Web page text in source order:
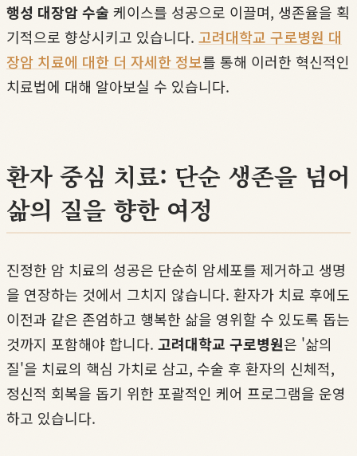
행성 대장암 수술 케이스를 성공으로 이끌며, 생존율을 획
기적으로 향상시키고 있습니다. 고려대학교 구로병원 대
장암 치료에 대한 더 자세한 정보를 통해 이러한 혁신적인
치료법에 대해 알아보실 수 있습니다.
환자 중심 치료: 단순 생존을 넘어
삶의 질을 향한 여정
진정한 암 치료의 성공은 단순히 암세포를 제거하고 생명
을 연장하는 것에서 그치지 않습니다. 환자가 치료 후에도
이전과 같은 존엄하고 행복한 삶을 영위할 수 있도록 돕는
것까지 포함해야 합니다. 고려대학교 구로병원은 '삶의
질'을 치료의 핵심 가치로 삼고, 수술 후 환자의 신체적,
정신적 회복을 돕기 위한 포괄적인 케어 프로그램을 운영
하고 있습니다.